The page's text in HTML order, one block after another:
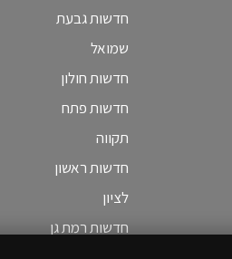
חדשות גבעת
שמואל
חדשות חולון
חדשות פתח
תקווה
חדשות ראשון
לציון
חדשות רמת גן